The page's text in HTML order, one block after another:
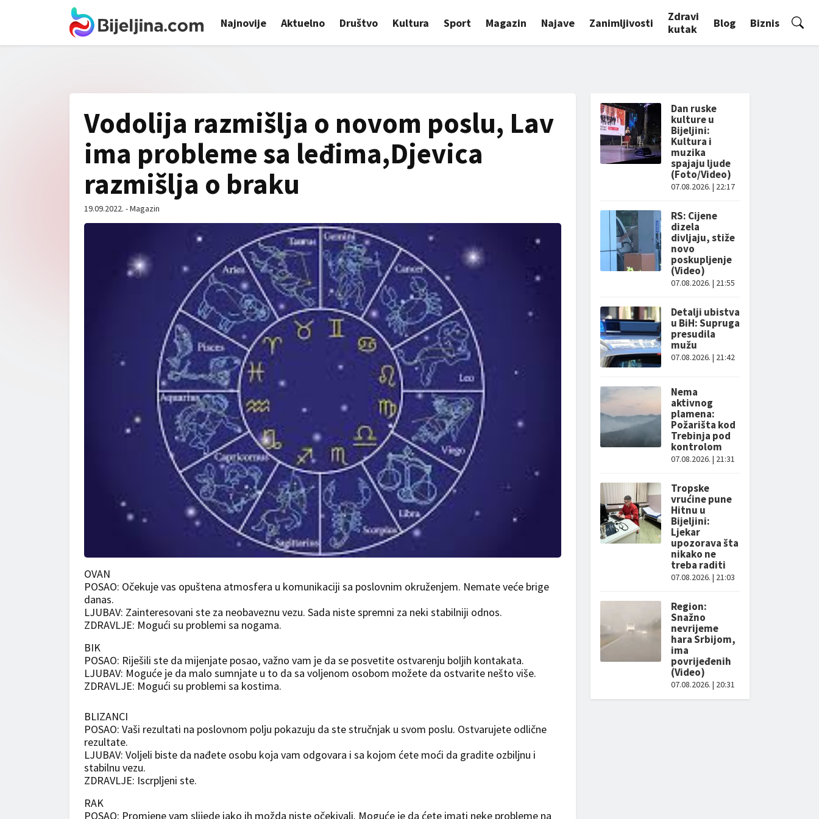
Najnovije Aktuelno Društvo Kultura Sport Magazin Najave Zanimljivosti
Zdravi
kutak
Blog Biznis
Vodolija razmišlja o novom poslu, Lav
ima probleme sa leđima,Djevica
razmišlja o braku
19.09.2022. - Magazin
OVAN
POSAO: Očekuje vas opuštena atmosfera u komunikaciji sa poslovnim okruženjem. Nemate veće brige
danas.
LJUBAV: Zainteresovani ste za neobaveznu vezu. Sada niste spremni za neki stabilniji odnos.
ZDRAVLJE: Mogući su problemi sa nogama.
BIK
POSAO: Riješili ste da mijenjate posao, važno vam je da se posvetite ostvarenju boljih kontakata.
LJUBAV: Moguće je da malo sumnjate u to da sa voljenom osobom možete da ostvarite nešto više.
ZDRAVLJE: Mogući su problemi sa kostima.
BLIZANCI
POSAO: Vaši rezultati na poslovnom polju pokazuju da ste stručnjak u svom poslu. Ostvarujete odlične
rezultate.
LJUBAV: Voljeli biste da nađete osobu koja vam odgovara i sa kojom ćete moći da gradite ozbiljnu i
stabilnu vezu.
ZDRAVLJE: Iscrpljeni ste.
RAK
POSAO: Promjene vam slijede iako ih možda niste očekivali. Moguće je da ćete imati neke probleme na
Dan ruske
kulture u
Bijeljini:
Kultura i
muzika
spajaju ljude
(Foto/Video)
07.08.2026. | 22:17
RS: Cijene
dizela
divljaju, stiže
novo
poskupljenje
(Video)
07.08.2026. | 21:55
Detalji ubistva
u BiH: Supruga
presudila
mužu
07.08.2026. | 21:42
Nema
aktivnog
plamena:
Požarišta kod
Trebinja pod
kontrolom
07.08.2026. | 21:31
Tropske
vrućine pune
Hitnu u
Bijeljini:
Ljekar
upozorava šta
nikako ne
treba raditi
07.08.2026. | 21:03
Region:
Snažno
nevrijeme
hara Srbijom,
ima
povrijeđenih
(Video)
07.08.2026. | 20:31